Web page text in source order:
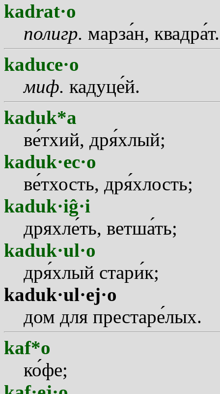
kadrat·o
полигр. марзан, квадрат.
kaduce·o
миф. кадуцей.
kaduk*a
ветхий, дряхлый;
kaduk·ec·o
ветхость, дряхлость;
kaduk·iĝ·i
дряхлеть, ветшать;
kaduk·ul·o
дряхлый старик;
kaduk·ul·ej·o
дом для престарелых.
kaf*o
кофе;